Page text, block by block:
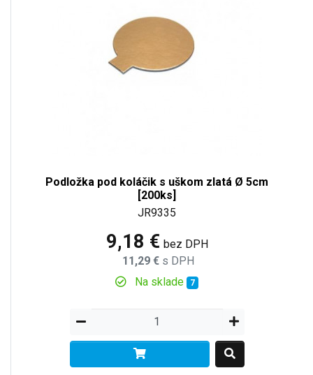
Podložka pod koláčik s uškom zlatá Ø 5cm
[200ks]
JR9335
9,18 € bez DPH
11,29 € s DPH
Na sklade 7